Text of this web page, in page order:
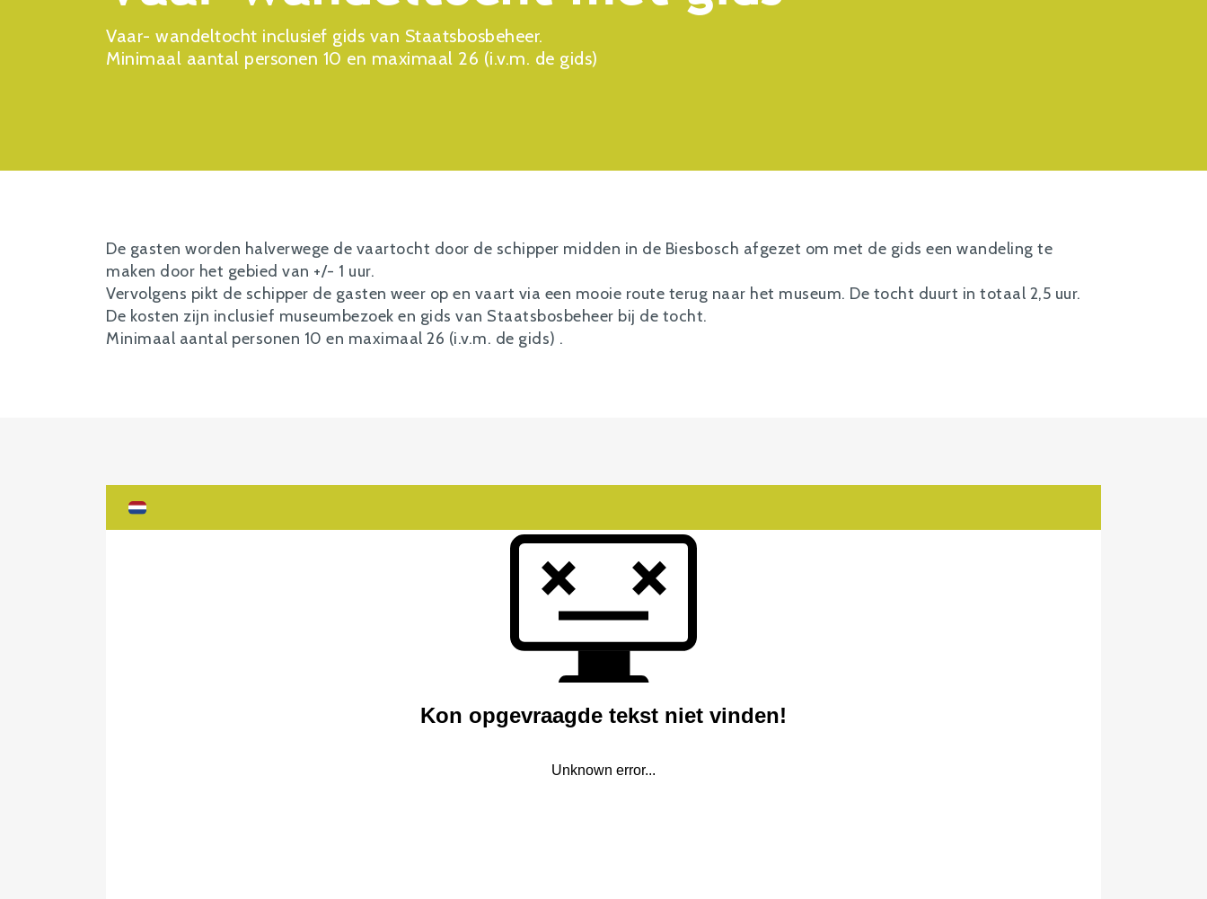
Vaar- wandeltocht inclusief gids van Staatsbosbeheer.
Minimaal aantal personen 10 en maximaal 26 (i.v.m. de gids)
De gasten worden halverwege de vaartocht door de schipper midden in de Biesbosch afgezet om met de gids een wandeling te
maken door het gebied van +/- 1 uur.
Vervolgens pikt de schipper de gasten weer op en vaart via een mooie route terug naar het museum. De tocht duurt in totaal 2,5 uur.
De kosten zijn inclusief museumbezoek en gids van Staatsbosbeheer bij de tocht.
Minimaal aantal personen 10 en maximaal 26 (i.v.m. de gids) .